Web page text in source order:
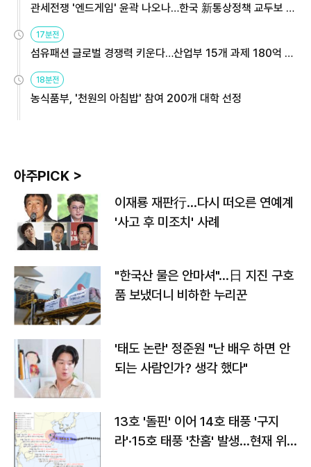
관세전쟁 '엔드게임' 윤곽 나오나…한국 新통상정책 교두보 활
17분전
섬유패션 글로벌 경쟁력 키운다…산업부 15개 과제 180억 지
18분전
농식품부, '천원의 아침밥' 참여 200개 대학 선정
아주PICK >
이재룡 재판行…다시 떠오른 연예계
'사고 후 미조치' 사례
"한국산 물은 안마셔"…日 지진 구호
품 보냈더니 비하한 누리꾼
'태도 논란' 정준원 "난 배우 하면 안
되는 사람인가? 생각 했다"
13호 '돌핀' 이어 14호 태풍 '구지
라'·15호 태풍 '찬홈' 발생…현재 위